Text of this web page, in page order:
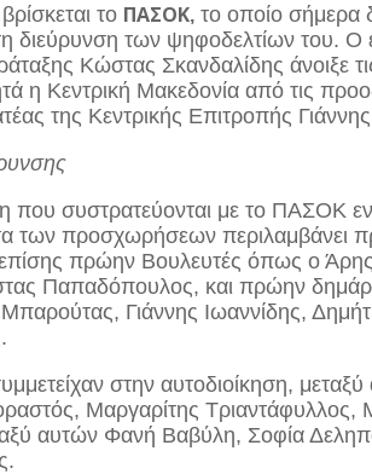
το ΠΑΣΟΚ, το οποίο σήμερα
διεύρυνση των ψηφοδελτίων του. Ο
Κώστας Σκανδαλίδης άνοιξε
η Κεντρική Μακεδονία από τις
της Κεντρικής Επιτροπής
που συστρατεύονται με το ΠΑΣΟΚ
των προσχωρήσεων περιλαμβάνει
πρώην Βουλευτές όπως ο
Παπαδόπουλος, και πρώην
Γιάννης Ιωαννίδης,
.
στην αυτοδιοίκηση,
Μαργαρίτης Τριαντάφυλλος,
αυτών Φανή Βαβύλη, Σοφία